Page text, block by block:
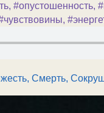
, #опустошенность,
,
, Смерть,